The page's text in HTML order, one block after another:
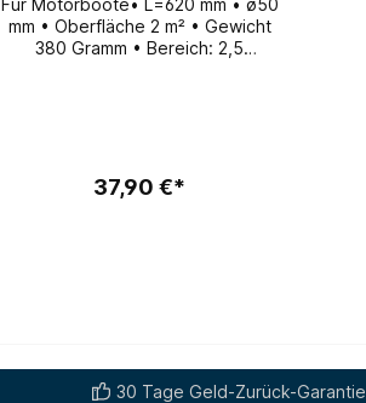
Für Motorboote• L=620 mm • ø50
mm • Oberfläche 2 m² • Gewicht
380 Gramm • Bereich: 2,5
37,90 €*
30 Tage Geld-Zurück-Garantie